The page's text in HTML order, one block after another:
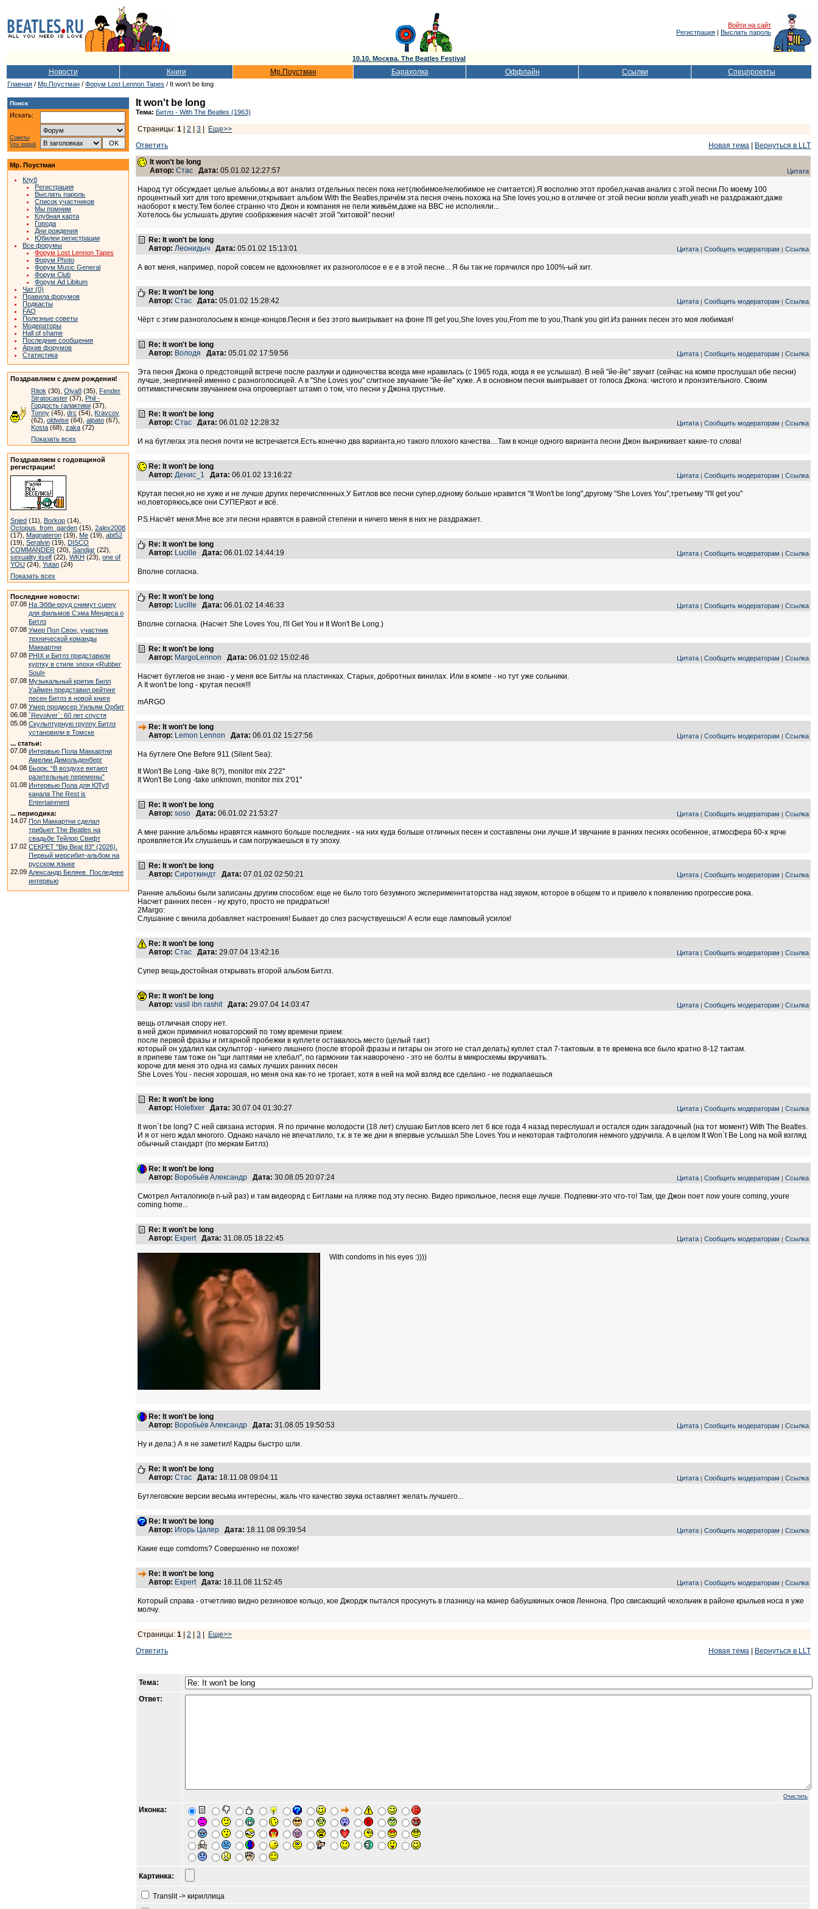
Войти на сайт
Регистрация | Выслать пароль
10.10. Москва. The Beatles Festival
Новости Книги Мр.Поустман Барахолка Оффлайн Ссылки Спецпроекты
Главная / Мр.Поустман / Форум Lost Lennon Tapes / It won't be long
Поиск
Искать:
Советы
Vox populi
Мр. Поустман
Клуб
Регистрация
Выслать пароль
Список участников
Мы помним
Клубная карта
Города
Дни рождения
Юбилеи регистрации
Все форумы
Форум Lost Lennon Tapes
Форум Photo
Форум Music General
Форум Club
Форум Ad Libitum
Чат (0)
Правила форумов
Подкасты
FAQ
Полезные советы
Модераторы
Hall of shame
Последние сообщения
Архив форумов
Статистика
Поздравляем с днем рождения!
Ritok (30), Olya8 (35), Fender
Stratocaster (37), Phil -
Гордость галактики (37),
Tonny (45), drc (54), Kravcov
(62), oldwise (64), alpato (67),
Kosta (68), zaka (72)
Показать всех
Поздравляем с годовщиной
регистрации!
Snied (11), Borkop (14),
Octopus_from_garden (15), 2alex2008
(17), Magnateron (19), Me (19), abt52
(19), Seralvin (19), DISCO
COMMANDER (20), Sandjar (22),
sexuality itself (22), WKH (23), one of
YOU (24), Yutan (24)
Показать всех
Последние новости:
07.08 На Эбби-роуд снимут сцену
для фильмов Сэма Мендеса о
Битлз
07.08 Умер Пол Свон, участник
технической команды
Маккартни
07.08 PHIX и Битлз представили
куртку в стиле эпохи «Rubber
Soul»
07.08 Музыкальный критик Билл
Уаймен представил рейтинг
песен Битлз в новой книге
07.08 Умер продюсер Уильям Орбит
06.08 `Revolver`: 60 лет спустя
05.08 Скульптурную группу Битлз
установили в Томске
... статьи:
07.08 Интервью Пола Маккартни
Амелии Димольденберг
04.08 Бьорк: “В воздухе витают
разительные перемены”
01.08 Интервью Пола для ЮТуб
канала The Rest is
Entertainment
... периодика:
14.07 Пол Маккартни сделал
трибьют The Beatles на
свадьбе Тейлор Свифт
17.02 СЕКРЕТ "Big Beat 83" (2026).
Первый мерсибит-альбом на
русском языке
22.09 Александр Беляев. Последнее
интервью
It won't be long
Тема: Битлз - With The Beatles (1963)
Страницы: 1 2 3
Еще>>
Ответить
Новая тема
Вернуться в LLT
It won't be long
Автор: Стас Дата: 05.01.02 12:27:57 Цитата
Народ тут обсуждает целые альбомы,а вот анализ отдельных песен пока нет(любимое/нелюбимое не считается).Я восполню этот пробел,начав анализ с этой песни.По моему 100
процентный хит для того времени,открывает альбом With the Beatles,причём эта песня очень похожа на She loves you,но в отличее от этой песни вопли yeath,yeath не раздражают,даже
наоборот к месту.Тем более странно что Джон и компания не пели живьём,даже на BBC не исполняли...
Хотелось бы услышать другие соображения насчёт этой "хитовой" песни!
Re: It won't be long
Автор: Леонидыч Дата: 05.01.02 15:13:01 Цитата | Сообщить модераторам | Ссылка
А вот меня, например, порой совсем не вдохновляет их разноголосое е е е в этой песне... Я бы так не горячился про 100%-ый хит.
Re: It won't be long
Автор: Стас Дата: 05.01.02 15:28:42 Цитата | Сообщить модераторам | Ссылка
Чёрт с этим разноголосьем в конце-концов.Песня и без этого выигрывает на фоне I'll get you,She loves you,From me to you,Thank you girl.Из ранних песен это моя любимая!
Re: It won't be long
Автор: Володя Дата: 05.01.02 17:59:56 Цитата | Сообщить модераторам | Ссылка
Эта песня Джона о предстоящей встрече после разлуки и одиночества всегда мне нравилась (с 1965 года, когда я ее услышал). В ней "йе-йе" звучит (сейчас на компе прослушал обе песни)
лучше, энергичней именно с разноголосицей. А в "She Loves you" слитное звучание "йе-йе" хуже. А в основном песня выигрывает от голоса Джона: чистого и пронзительного. Своим
оптимистическим звучанием она опровергает штамп о том, что песни у Джона грустные.
Re: It won't be long
Автор: Стас Дата: 06.01.02 12:28:32 Цитата | Сообщить модераторам | Ссылка
И на бутлегах эта песня почти не встречается.Есть конечно два варианта,но такого плохого качества....Там в конце одного варианта песни Джон выкрикивает какие-то слова!
Re: It won't be long
Автор: Денис_1 Дата: 06.01.02 13:16:22 Цитата | Сообщить модераторам | Ссылка
Крутая песня,но не хуже и не лучше других перечисленных.У Битлов все песни супер,одному больше нравится "It Won't be long",другому "She Loves You",третьему "I'll get you"
но,повторяюсь,все они СУПЕР,вот и всё.
P.S.Насчёт меня:Мне все эти песни нравятся в равной степени и ничего меня в них не раздражает.
Re: It won't be long
Автор: Lucille Дата: 06.01.02 14:44:19 Цитата | Сообщить модераторам | Ссылка
Вполне согласна.
Re: It won't be long
Автор: Lucille Дата: 06.01.02 14:46:33 Цитата | Сообщить модераторам | Ссылка
Вполне согласна. (Насчет She Loves You, I'll Get You и It Won't Be Long.)
Re: It won't be long
Автор: MargoLennon Дата: 06.01.02 15:02:46 Цитата | Сообщить модераторам | Ссылка
Насчет бутлегов не знаю - у меня все Битлы на пластинках. Старых, добротных винилах. Или в компе - но тут уже сольники.
А It won't be long - крутая песня!!!
mARGO
Re: It won't be long
Автор: Lemon Lennon Дата: 06.01.02 15:27:56 Цитата | Сообщить модераторам | Ссылка
На бутлеге One Before 911 (Silent Sea):
It Won't Be Long -take 8(?), monitor mix 2'22''
It Won't Be Long -take unknown, monitor mix 2'01''
Re: It won't be long
Автор: soso Дата: 06.01.02 21:53:27 Цитата | Сообщить модераторам | Ссылка
А мне ранние альбомы нравятся намного больше последних - на них куда больше отличных песен и составлены они лучше.И звучание в ранних песнях особенное, атмосфера 60-х ярче
проявляется.Их слушаешь и сам погружаешься в ту эпоху.
Re: It won't be long
Автор: Сироткиндт Дата: 07.01.02 02:50:21 Цитата | Сообщить модераторам | Ссылка
Ранние альбоиы были записаны другим способом: еще не было того безумного эксперименнтаторства над звуком, которое в общем то и привело к появлению прогрессив рока.
Насчет ранних песен - ну круто, просто не придраться!
2Margo:
Слушание с винила добавляет настроения! Бывает до слез расчуствуешься! А если еще ламповый усилок!
Re: It won't be long
Автор: Стас Дата: 29.07.04 13:42:16 Цитата | Сообщить модераторам | Ссылка
Супер вещь,достойная открывать второй альбом Битлз.
Re: It won't be long
Автор: vasil ibn rashit Дата: 29.07.04 14:03:47 Цитата | Сообщить модераторам | Ссылка
вещь отличная спору нет.
в ней джон приминил новаторский по тому времени прием:
после первой фразы и гитарной пробежки в куплете оставалось место (целый такт)
который он удалил как скульптор - ничего лишнего (после второй фразы и гитары он этого не стал делать) куплет стал 7-тактовым. в те времена все было кратно 8-12 тактам.
в припеве там тоже он "щи лаптями не хлебал", по гармонии так наворочено - это не болты в микросхемы вкручивать.
короче для меня это одна из самых лучших ранних песен
She Loves You - песня хорошая, но меня она как-то не трогает, хотя в ней на мой взляд все сделано - не подкапаешься
Re: It won't be long
Автор: Holefixer Дата: 30.07.04 01:30:27 Цитата | Сообщить модераторам | Ссылка
It won`t be long? С ней связана история. Я по причине молодости (18 лет) слушаю Битлов всего лет 6 все года 4 назад переслушал и остался один загадочный (на тот момент) With The Beatles.
И я от него ждал многого. Однако начало не впечатлило, т.к. в те же дни я впервые услышал She Loves You и некоторая тафтология немного удручила. А в целом It Won`t Be Long на мой взгляд
обычный стандарт (по меркам Битлз)
Re: It won't be long
Автор: Воробьёв Александр Дата: 30.08.05 20:07:24 Цитата | Сообщить модераторам | Ссылка
Смотрел Анталогию(в n-ый раз) и там видеоряд с Битлами на пляже под эту песню. Видео прикольное, песня еще лучше. Подпевки-это что-то! Там, где Джон поет now youre coming, youre
coming home...
Re: It won't be long
Автор: Expert Дата: 31.08.05 18:22:45 Цитата | Сообщить модераторам | Ссылка
With condoms in his eyes :))))
Re: It won't be long
Автор: Воробьёв Александр Дата: 31.08.05 19:50:53 Цитата | Сообщить модераторам | Ссылка
Ну и дела:) А я не заметил! Кадры быстро шли.
Re: It won't be long
Автор: Стас Дата: 18.11.08 09:04:11 Цитата | Сообщить модераторам | Ссылка
Бутлеговские версии весьма интересны, жаль что качество звука оставляет желать лучшего...
Re: It won't be long
Автор: Игорь Цалер Дата: 18.11.08 09:39:54 Цитата | Сообщить модераторам | Ссылка
Какие еще comdoms? Совершенно не похоже!
Re: It won't be long
Автор: Expert Дата: 18.11.08 11:52:45 Цитата | Сообщить модераторам | Ссылка
Который справа - отчетливо видно резиновое кольцо, кое Джордж пытался просунуть в глазницу на манер бабушкиных очков Леннона. Про свисающий чехольчик в районе крыльев носа я уже
молчу.
Страницы: 1 2 3
Еще>>
Ответить
Новая тема Вернуться в LLT
Тема:
Ответ:
Очистить
Иконка:
Картинка:
Translit -> кириллица